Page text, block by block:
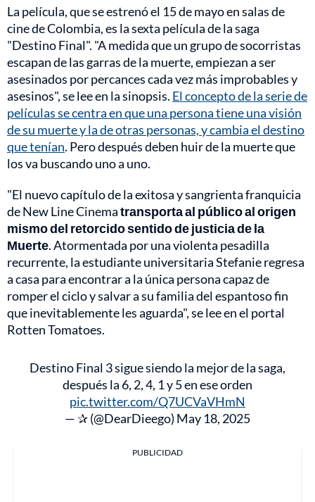
La película, que se estrenó el 15 de mayo en salas de
cine de Colombia, es la sexta película de la saga
"Destino Final". "A medida que un grupo de socorristas
escapan de las garras de la muerte, empiezan a ser
asesinados por percances cada vez más improbables y
asesinos", se lee en la sinopsis. El concepto de la serie de
películas se centra en que una persona tiene una visión
de su muerte y la de otras personas, y cambia el destino
que tenían. Pero después deben huir de la muerte que
los va buscando uno a uno.
"El nuevo capítulo de la exitosa y sangrienta franquicia
de New Line Cinematransporta al público al origen
mismo del retorcido sentido de justicia de la
Muerte. Atormentada por una violenta pesadilla
recurrente, la estudiante universitaria Stefanie regresa
a casa para encontrar a la única persona capaz de
romper el ciclo y salvar a su familia del espantoso fin
que inevitablemente les aguarda", se lee en el portal
Rotten Tomatoes.
Destino Final 3 sigue siendo la mejor de la saga,
después la 6, 2, 4, 1 y 5 en ese orden
pic.twitter.com/Q7UCVaVHmN
— ✰ (@DearDieego) May 18, 2025
PUBLICIDAD